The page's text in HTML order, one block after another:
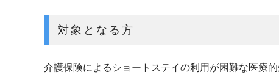
対象となる方
介護保険によるショートステイの利用が困難な医療